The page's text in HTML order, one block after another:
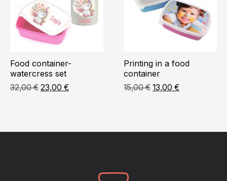
Food container-
watercress set
32,00€ Original
23,00 €Η
Printing in a food
container
15,00€ Original
13,00 €Η